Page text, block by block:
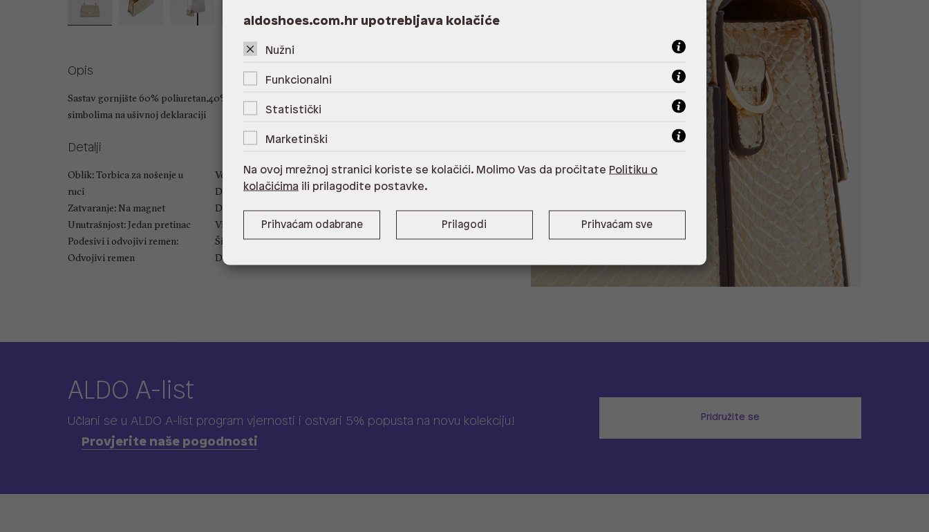
Opis
Sastav gornjište 60% poliuretan,40% staklo podstava 100% reciklirani poliester,Održavanje sukladno
simbolima na ušivnoj deklaraciji
Detalji
Oblik: Torbica za nošenje u
ruci
Zatvaranje: Na magnet
Unutrašnjost: Jedan pretinac
Podesivi i odvojivi remen:
Odvojivi remen
Veličina: UNIC
Duljina ručke: 10.16 cm
Duljina naramenice: 58 cm
Visina: 12 cm
Širina: 19 cm
Dubina: 5 cm
ALDO A-list
Učlani se u ALDO A-list program vjernosti i ostvari 5% popusta na novu kolekciju!
Provjerite naše pogodnosti
Pridružite se
aldoshoes.com.hr upotrebljava kolačiće
Nužni
Funkcionalni
Statistički
Marketinški
Na ovoj mrežnoj stranici koriste se kolačići. Molimo Vas da pročitate Politiku o
kolačićima ili prilagodite postavke.
Prihvaćam odabrane Prilagodi Prihvaćam sve